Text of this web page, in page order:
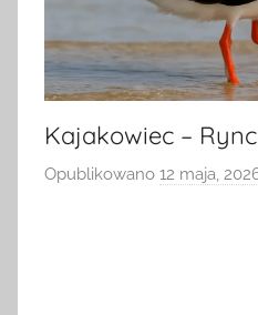
Kajakowiec –
Opublikowano 12 maja,